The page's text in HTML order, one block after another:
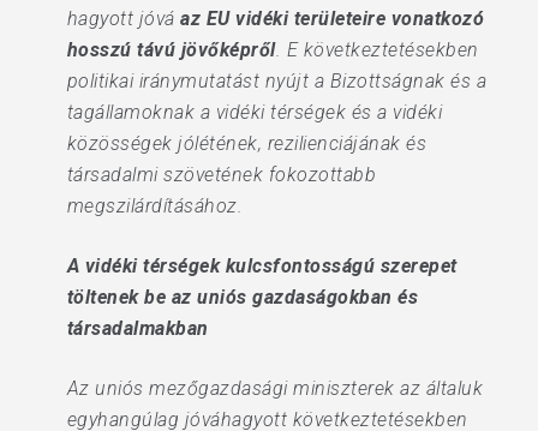
hagyott jóváaz EU vidéki területeire vonatkozó
hosszú távú jövőképről. E következtetésekben
politikai iránymutatást nyújt a Bizottságnak és a
tagállamoknak a vidéki térségek és a vidéki
közösségek jólétének, rezilienciájának és
társadalmi szövetének fokozottabb
megszilárdításához.
A vidéki térségek kulcsfontosságú szerepet
töltenek be az uniós gazdaságokban és
társadalmakban
Az uniós mezőgazdasági miniszterek az általuk
egyhangúlag jóváhagyott következtetésekben